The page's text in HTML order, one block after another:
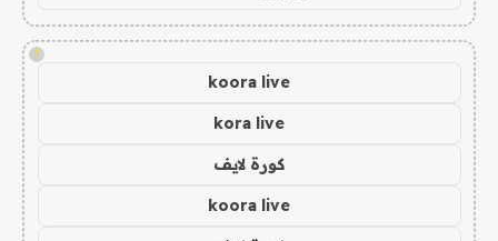
!
koora live
kora live
كورة لايف
koora live